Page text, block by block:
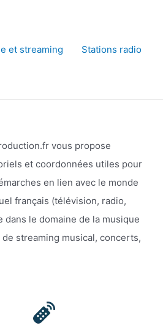
et streaming Stations radio
vous propose
et coordonnées utiles pour
en lien avec le monde
français (télévision, radio,
dans le domaine de la musique
streaming musical, concerts,